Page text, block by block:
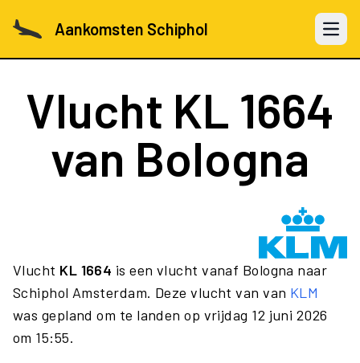
Aankomsten Schiphol Open
Vlucht KL 1664
van Bologna
Vlucht KL 1664 is een vlucht vanaf Bologna naar
Schiphol Amsterdam. Deze vlucht van van KLM
was gepland om te landen op vrijdag 12 juni 2026
om 15:55.